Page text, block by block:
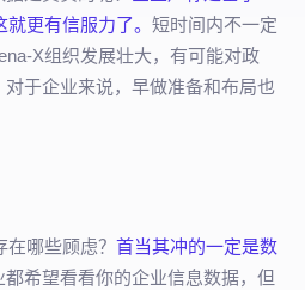
更有信服力了。 短时间内不一定
X组织发展壮大，有可能对政
于企业来说，早做准备和布局也
哪些顾虑？ 首当其冲的一定是数
都希望看看你的企业信息数据，但